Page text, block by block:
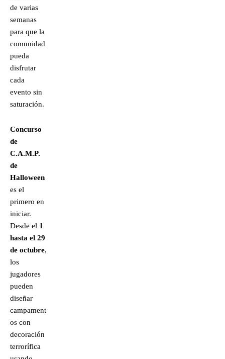
de varias
semanas
para que la
comunidad
pueda
disfrutar
cada
evento sin
saturación.
Concurso
de
C.A.M.P.
de
Halloween
es el
primero en
iniciar.
Desde el 1
hasta el 29
de octubre,
los
jugadores
pueden
diseñar
campament
os con
decoración
terrorífica